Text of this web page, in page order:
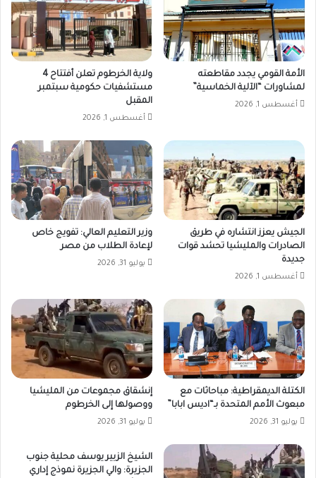
الأمة القومي يجدد مقاطعته
لمشاورات “الآلية الخماسية”
أغسطس 1, 2026
ولاية الخرطوم تعلن أفتتاح 4
مستشفيات حكومية سبتمبر
المقبل
أغسطس 1, 2026
الجيش يعزز انتشاره في طريق
الصادرات والمليشيا تحشد قوات
جديدة
أغسطس 1, 2026
وزير التعليم العالي: تفويج خاص
لإعادة الطلاب من مصر
يوليو 31, 2026
الكتلة الديمقراطية: مباحاثات مع
مبعوث الأمم المتحدة بـ“اديس ابابا”
يوليو 31, 2026
إنشقاق مجموعات من المليشيا
ووصولها إلى الخرطوم
يوليو 31, 2026
الشيخ الزبير يوسف محلية جنوب
الجزيرة: والي الجزيرة نموذج إداري